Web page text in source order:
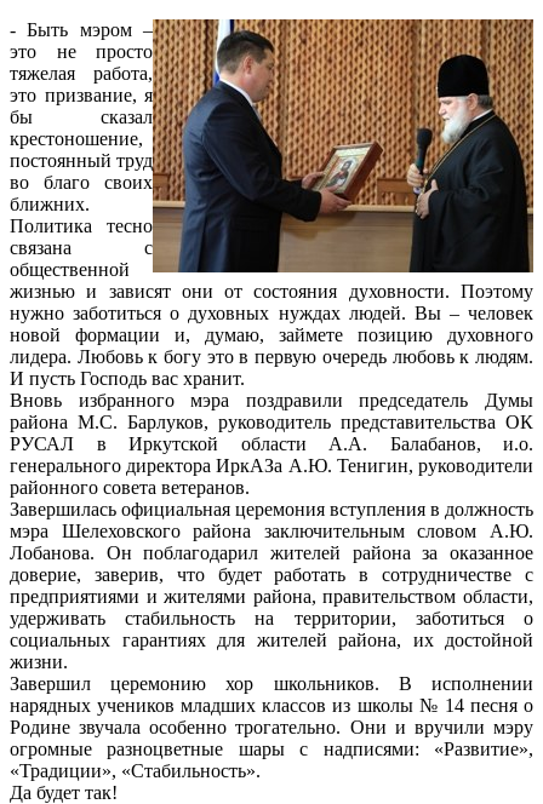
- Быть мэром –
это не просто
тяжелая работа,
это призвание, я
бы сказал
крестоношение,
постоянный труд
во благо своих
ближних.
Политика тесно
связана с
общественной
жизнью и зависят они от состояния духовности. Поэтому
нужно заботиться о духовных нуждах людей. Вы – человек
новой формации и, думаю, займете позицию духовного
лидера. Любовь к богу это в первую очередь любовь к людям.
И пусть Господь вас хранит.
Вновь избранного мэра поздравили председатель Думы
района М.С. Барлуков, руководитель представительства ОК
РУСАЛ в Иркутской области А.А. Балабанов, и.о.
генерального директора ИркАЗа А.Ю. Тенигин, руководители
районного совета ветеранов.
Завершилась официальная церемония вступления в должность
мэра Шелеховского района заключительным словом А.Ю.
Лобанова. Он поблагодарил жителей района за оказанное
доверие, заверив, что будет работать в сотрудничестве с
предприятиями и жителями района, правительством области,
удерживать стабильность на территории, заботиться о
социальных гарантиях для жителей района, их достойной
жизни.
Завершил церемонию хор школьников. В исполнении
нарядных учеников младших классов из школы № 14 песня о
Родине звучала особенно трогательно. Они и вручили мэру
огромные разноцветные шары с надписями: «Развитие»,
«Традиции», «Стабильность».
Да будет так!